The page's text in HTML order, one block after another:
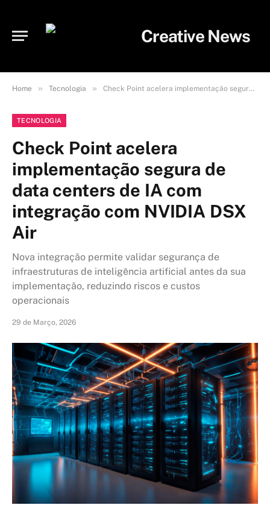
Home » Tecnologia » Check Point acelera implementação segura de data centers de IA com integração com NVIDIA DSX Air
TECNOLOGIA
Check Point acelera
implementação segura de
data centers de IA com
integração com NVIDIA DSX
Air
Nova integração permite validar segurança de
infraestruturas de inteligência artificial antes da sua
implementação, reduzindo riscos e custos
operacionais
29 de Março, 2026